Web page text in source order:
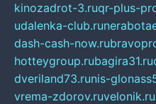
kinozadrot-3.ruqr-plus-
udalenka-club.ru
dash-cash-now.ru
hotteygroup.rubagira31.ru
dveriland73.runis-
vrema-zdorov.ruvelonik.ru